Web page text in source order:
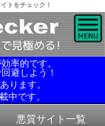
トをチェック！
率的です。
避しよう！
ります。
中です。
悪質サイト一覧